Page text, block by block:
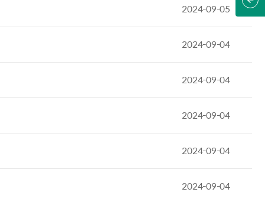
2024-09-05
2024-09-04
2024-09-04
2024-09-04
2024-09-04
2024-09-04